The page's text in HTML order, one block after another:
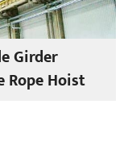
Girder
Rope Hoist